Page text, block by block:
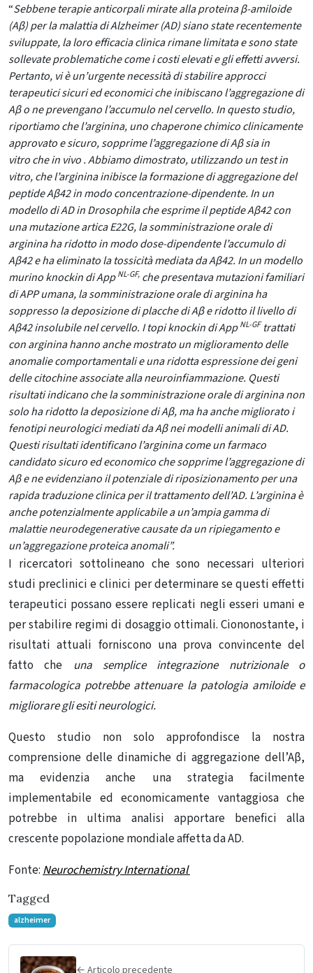
“Sebbene terapie anticorpali mirate alla proteina β-amiloide
(Aβ) per la malattia di Alzheimer (AD) siano state recentemente
sviluppate, la loro efficacia clinica rimane limitata e sono state
sollevate problematiche come i costi elevati e gli effetti avversi.
Pertanto, vi è un’urgente necessità di stabilire approcci
terapeutici sicuri ed economici che inibiscano l’aggregazione di
Aβ o ne prevengano l’accumulo nel cervello. In questo studio,
riportiamo che l’arginina, uno chaperone chimico clinicamente
approvato e sicuro, sopprime l’aggregazione di Aβ siain
vitrochein vivo. Abbiamo dimostrato, utilizzando un testin
vitro, che l’arginina inibisce la formazione di aggregazione del
peptide Aβ42 in modo concentrazione-dipendente. In un
modello di AD inDrosophilache esprime il peptide Aβ42 con
una mutazione artica E22G, la somministrazione orale di
arginina ha ridotto in modo dose-dipendente l’accumulo di
Aβ42 e ha eliminato la tossicità mediata da Aβ42. In un modello
murino knockindi AppNL-GF, che presentava mutazioni familiari
di APP umana, la somministrazione orale di arginina ha
soppresso la deposizione di placche di Aβ e ridotto il livello di
Aβ42 insolubile nel cervello. I topi knockindi AppNL-GF trattati
con arginina hanno anche mostrato un miglioramento delle
anomalie comportamentali e una ridotta espressione dei geni
delle citochine associate alla neuroinfiammazione. Questi
risultati indicano che la somministrazione orale di arginina non
solo ha ridotto la deposizione di Aβ, ma ha anche migliorato i
fenotipi neurologici mediati da Aβ nei modelli animali di AD.
Questi risultati identificano l’arginina come un farmaco
candidato sicuro ed economico che sopprime l’aggregazione di
Aβ e ne evidenziano il potenziale di riposizionamento per una
rapida traduzione clinica per il trattamento dell’AD. L’arginina è
anche potenzialmente applicabile a un’ampia gamma di
malattie neurodegenerative causate da un ripiegamento e
un’aggregazione proteica anomali”.
I ricercatori sottolineano che sono necessari ulteriori
studi preclinici e clinici per determinare se questi effetti
terapeutici possano essere replicati negli esseri umani e
per stabilire regimi di dosaggio ottimali. Ciononostante, i
risultati attuali forniscono una prova convincente del
fatto che una semplice integrazione nutrizionale o
farmacologica potrebbe attenuare la patologia amiloide e
migliorare gli esiti neurologici.
Questo studio non solo approfondisce la nostra
comprensione delle dinamiche di aggregazione dell’Aβ,
ma evidenzia anche una strategia facilmente
implementabile ed economicamente vantaggiosa che
potrebbe in ultima analisi apportare benefici alla
crescente popolazione mondiale affetta da AD.
Fonte:Neurochemistry International
Tagged
alzheimer
← Articolo precedente